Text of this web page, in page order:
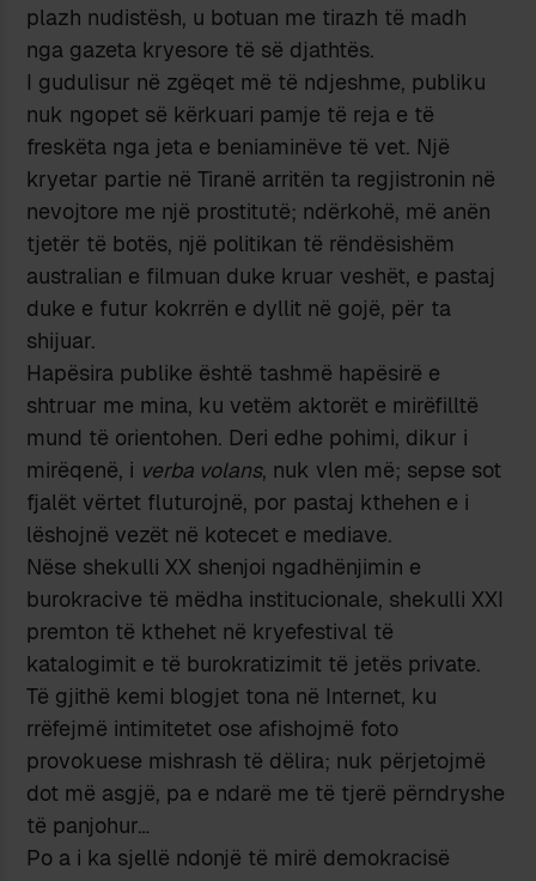
plazh nudistësh, u botuan me tirazh të madh
nga gazeta kryesore të së djathtës.
I gudulisur në zgëqet më të ndjeshme, publiku
nuk ngopet së kërkuari pamje të reja e të
freskëta nga jeta e beniaminëve të vet. Një
kryetar partie në Tiranë arritën ta regjistronin në
nevojtore me një prostitutë; ndërkohë, më anën
tjetër të botës, një politikan të rëndësishëm
australian e filmuan duke kruar veshët, e pastaj
duke e futur kokrrën e dyllit në gojë, për ta
shijuar.
Hapësira publike është tashmë hapësirë e
shtruar me mina, ku vetëm aktorët e mirëfilltë
mund të orientohen. Deri edhe pohimi, dikur i
mirëqenë, i verba volans, nuk vlen më; sepse sot
fjalët vërtet fluturojnë, por pastaj kthehen e i
lëshojnë vezët në kotecet e mediave.
Nëse shekulli XX shenjoi ngadhënjimin e
burokracive të mëdha institucionale, shekulli XXI
premton të kthehet në kryefestival të
katalogimit e të burokratizimit të jetës private.
Të gjithë kemi blogjet tona në Internet, ku
rrëfejmë intimitetet ose afishojmë foto
provokuese mishrash të dëlira; nuk përjetojmë
dot më asgjë, pa e ndarë me të tjerë përndryshe
të panjohur…
Po a i ka sjellë ndonjë të mirë demokracisë